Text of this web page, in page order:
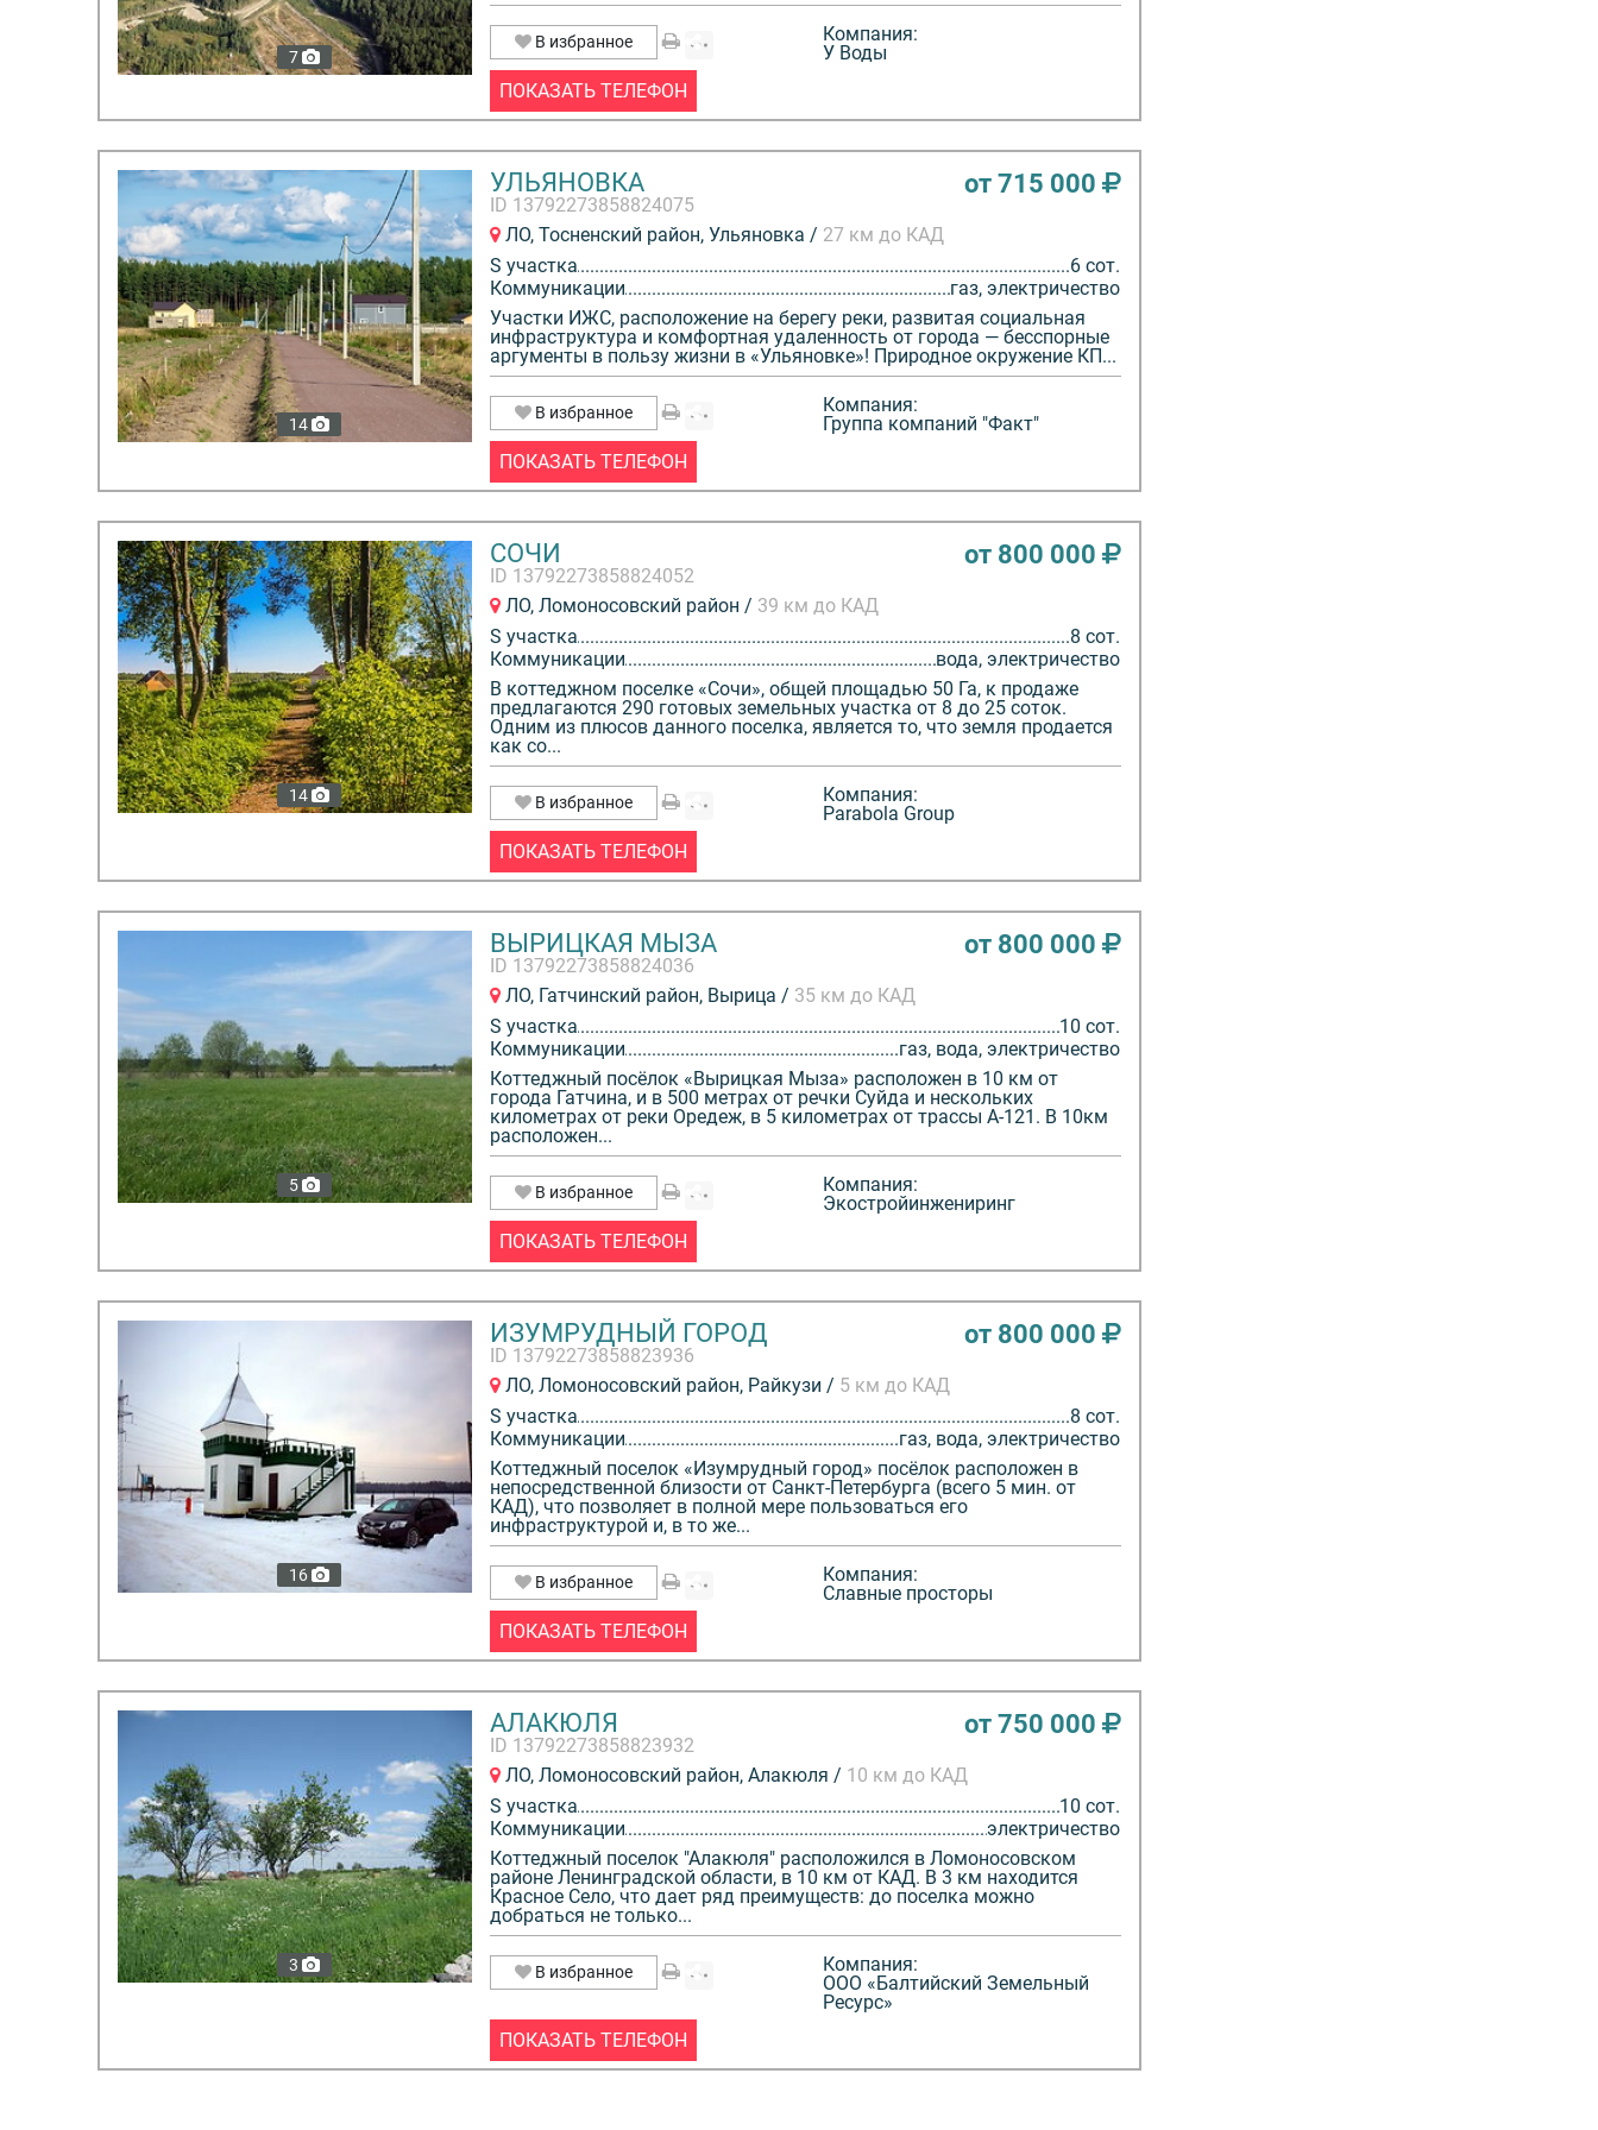
7
В избранное
Компания:
У Воды
ПОКАЗАТЬ ТЕЛЕФОН
14
УЛЬЯНОВКА
ID 13792273858824075
от 715 000
ЛО, Тосненский район, Ульяновка / 27 км до КАД
S участка
6 сот.
Коммуникации
газ, электричество
Участки ИЖС, расположение на берегу реки, развитая социальная
инфраструктура и комфортная удаленность от города — бесспорные
аргументы в пользу жизни в «Ульяновке»! Природное окружение КП...
В избранное
Компания:
Группа компаний "Факт"
ПОКАЗАТЬ ТЕЛЕФОН
14
СОЧИ
ID 13792273858824052
от 800 000
ЛО, Ломоносовский район / 39 км до КАД
S участка
8 сот.
Коммуникации
вода, электричество
В коттеджном поселке «Сочи», общей площадью 50 Га, к продаже
предлагаются 290 готовых земельных участка от 8 до 25 соток.
Одним из плюсов данного поселка, является то, что земля продается
как со...
В избранное
Компания:
Parabola Group
ПОКАЗАТЬ ТЕЛЕФОН
5
ВЫРИЦКАЯ МЫЗА
ID 13792273858824036
от 800 000
ЛО, Гатчинский район, Вырица / 35 км до КАД
S участка
10 сот.
Коммуникации
газ, вода, электричество
Коттеджный посёлок «Вырицкая Мыза» расположен в 10 км от
города Гатчина, и в 500 метрах от речки Суйда и нескольких
километрах от реки Оредеж, в 5 километрах от трассы А-121. В 10км
расположен...
В избранное
Компания:
Экостройинжениринг
ПОКАЗАТЬ ТЕЛЕФОН
16
ИЗУМРУДНЫЙ ГОРОД
ID 13792273858823936
от 800 000
ЛО, Ломоносовский район, Райкузи / 5 км до КАД
S участка
8 сот.
Коммуникации
газ, вода, электричество
Коттеджный поселок «Изумрудный город» посёлок расположен в
непосредственной близости от Санкт-Петербурга (всего 5 мин. от
КАД), что позволяет в полной мере пользоваться его
инфраструктурой и, в то же...
В избранное
Компания:
Славные просторы
ПОКАЗАТЬ ТЕЛЕФОН
3
АЛАКЮЛЯ
ID 13792273858823932
от 750 000
ЛО, Ломоносовский район, Алакюля / 10 км до КАД
S участка
10 сот.
Коммуникации
электричество
Коттеджный поселок "Алакюля" расположился в Ломоносовском
районе Ленинградской области, в 10 км от КАД. В 3 км находится
Красное Село, что дает ряд преимуществ: до поселка можно
добраться не только...
В избранное
Компания:
ООО «Балтийский Земельный
Ресурс»
ПОКАЗАТЬ ТЕЛЕФОН